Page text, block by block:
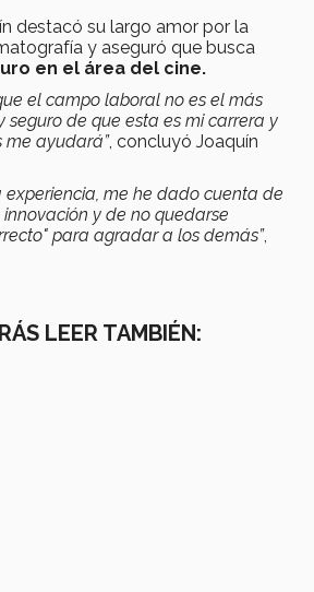
destacó su largo amor por la
y aseguró que busca
en el área del cine.
el campo laboral no es el más
seguro de que esta es mi carrera y
me ayudará”, concluyó Joaquín
experiencia, me he dado cuenta de
y de no quedarse
para agradar a los demás”,
LEER TAMBIÉN: